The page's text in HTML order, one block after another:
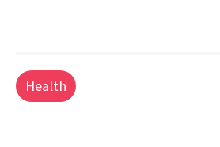
Health